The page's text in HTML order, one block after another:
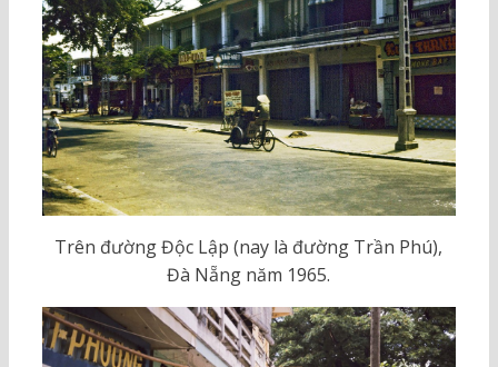
Trên đường Độc Lập (nay là đường Trần Phú),
Đà Nẵng năm 1965.